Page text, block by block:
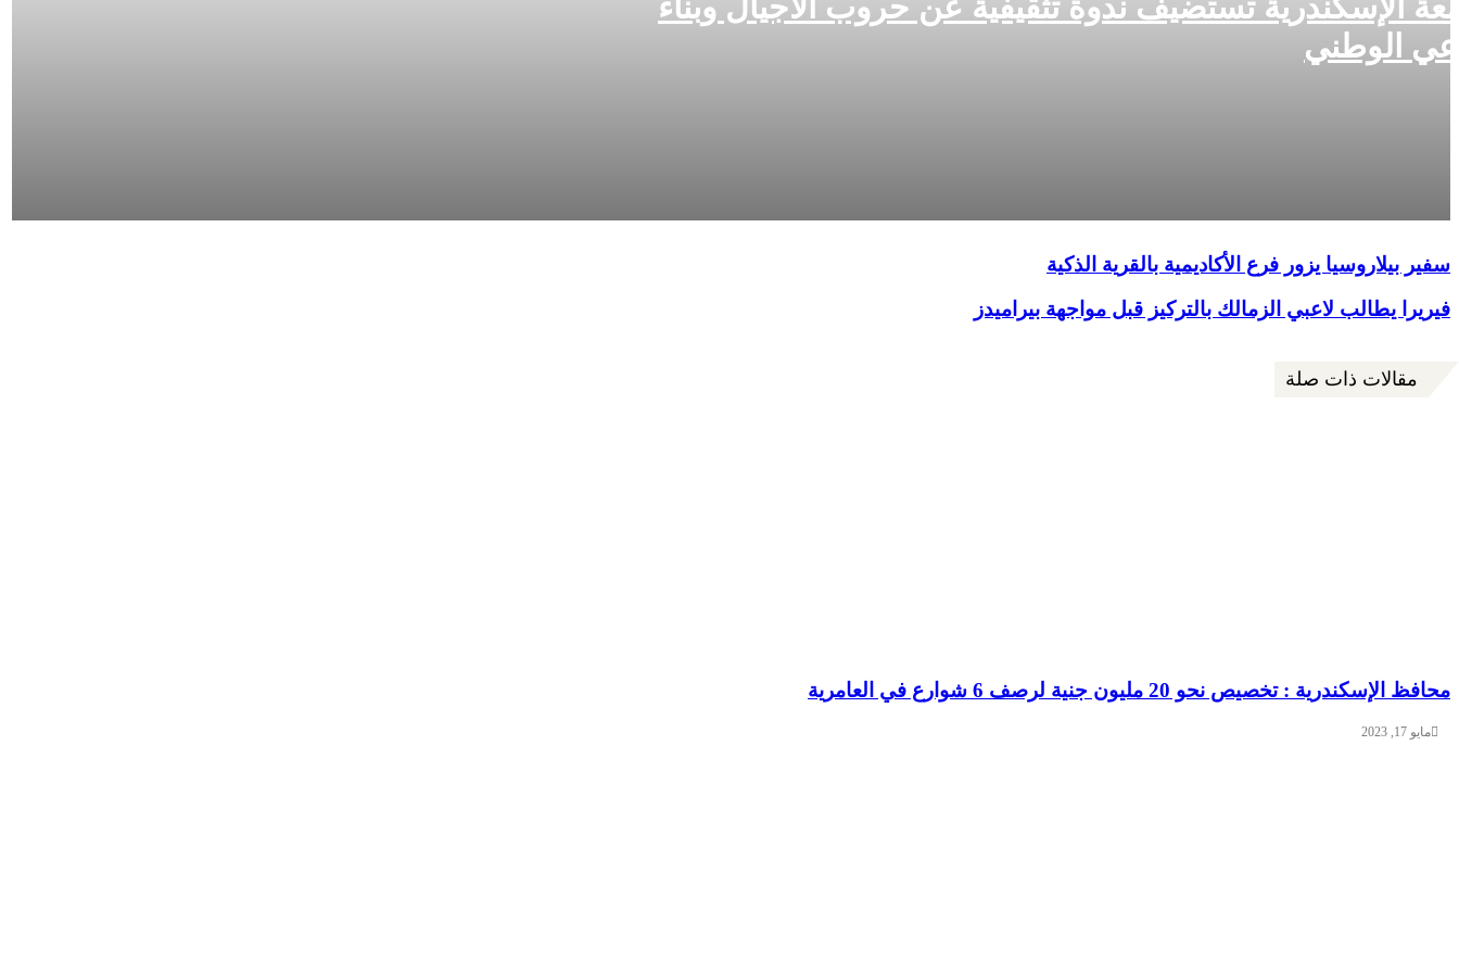
الإسكندرية تستضيف ندوة تثقيفية عن حروب الأجيال وبناء
الوطني
بالعلامة الكاملة.. “Triton” بطلاً لإقليمية الغواصات الآلية للمرة الثانية
“شاطئ الفن” يفتتح فعالياته في مطروح والإسكندرية.. 118 عرضًا فنيًا لإحياء التراث المصري
سفير بيلاروسيا يزور فرع الأكاديمية بالقرية الذكية
فيريرا يطالب لاعبي الزمالك بالتركيز قبل مواجهة بيراميدز
مقالات ذات صلة
محافظ الإسكندرية : تخصيص نحو 20 مليون جنية لرصف 6 شوارع في العامرية
مايو 17, 2023